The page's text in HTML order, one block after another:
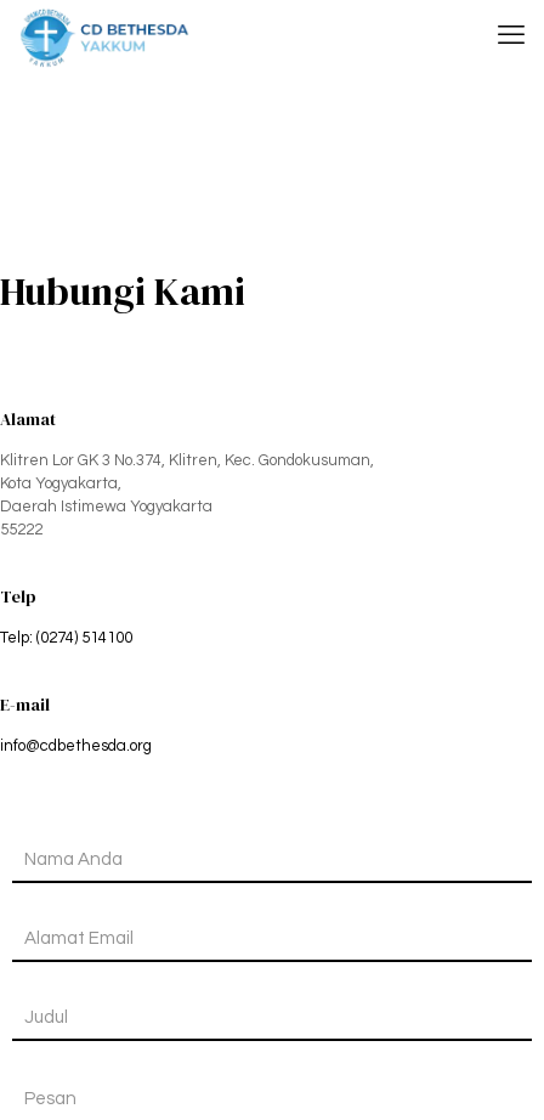
Hubungi Kami
Alamat
Klitren Lor GK 3 No.374, Klitren, Kec. Gondokusuman,
Kota Yogyakarta,
Daerah Istimewa Yogyakarta
55222
Telp
Telp: (0274) 514100
E-mail
info@cdbethesda.org